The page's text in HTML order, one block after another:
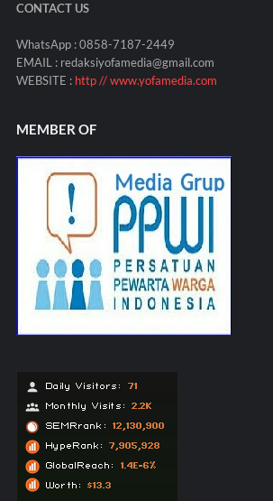
CONTACT US
WhatsApp : 0858-7187-2449
EMAIL : redaksiyofamedia@gmail.com
WEBSITE : http // www.yofamedia.com
MEMBER OF